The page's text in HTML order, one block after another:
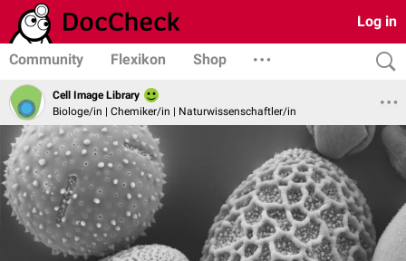
Log in
Community Flexikon Shop
Cell Image Library
Biologe/in | Chemiker/in | Naturwissenschaftler/in